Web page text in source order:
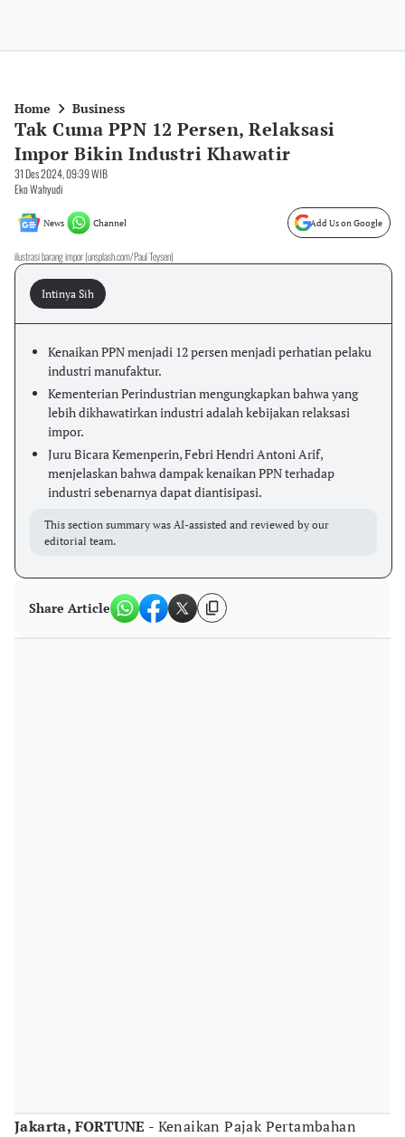
Home Business
Tak Cuma PPN 12 Persen, Relaksasi
Impor Bikin Industri Khawatir
31 Des 2024, 09:39 WIB
Eko Wahyudi
News Channel Add Us on Google
ilustrasi barang impor (unsplash.com/Paul Teysen)
Intinya Sih
Kenaikan PPN menjadi 12 persen menjadi perhatian pelaku
industri manufaktur.
Kementerian Perindustrian mengungkapkan bahwa yang
lebih dikhawatirkan industri adalah kebijakan relaksasi
impor.
Juru Bicara Kemenperin, Febri Hendri Antoni Arif,
menjelaskan bahwa dampak kenaikan PPN terhadap
industri sebenarnya dapat diantisipasi.
This section summary was AI-assisted and reviewed by our
editorial team.
Share Article
Jakarta, FORTUNE - Kenaikan Pajak Pertambahan